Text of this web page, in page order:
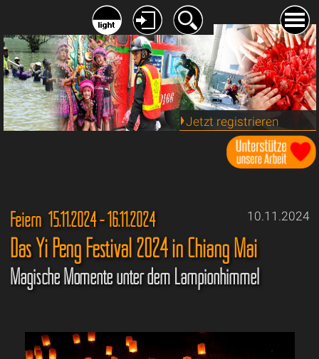
Jetzt registrieren
10.11.2024
Feiern 15.11.2024 - 16.11.2024
Das Yi Peng Festival 2024 in Chiang Mai
Magische Momente unter dem Lampionhimmel